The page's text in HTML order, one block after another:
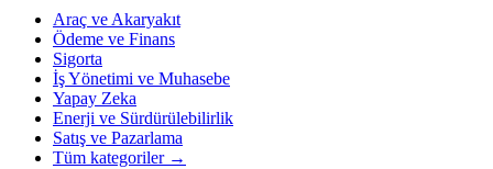
Araç ve Akaryakıt
Ödeme ve Finans
Sigorta
İş Yönetimi ve Muhasebe
Yapay Zeka
Enerji ve Sürdürülebilirlik
Satış ve Pazarlama
Tüm kategoriler→